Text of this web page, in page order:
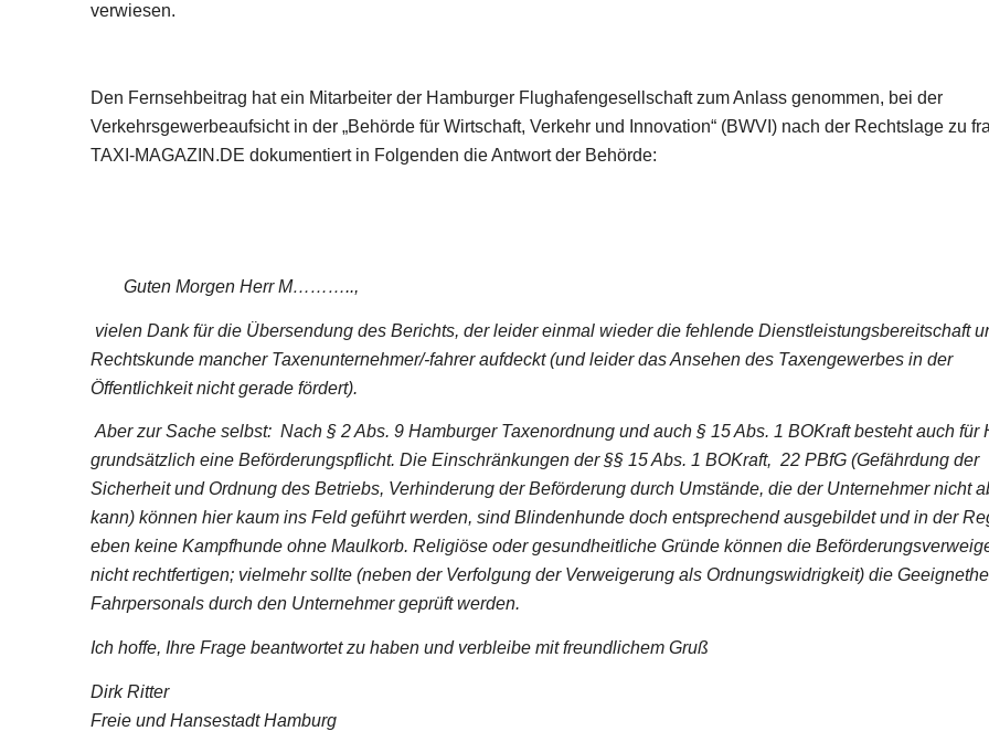
verwiesen.
Den Fernsehbeitrag hat ein Mitarbeiter der Hamburger Flughafengesellschaft zum Anlass genommen, bei der
Verkehrsgewerbeaufsicht in der „Behörde für Wirtschaft, Verkehr und Innovation“ (BWVI) nach der Rechtslage zu
TAXI-MAGAZIN.DE dokumentiert in Folgenden die Antwort der Behörde:
Guten Morgen Herr M………..,
vielen Dank für die Übersendung des Berichts, der leider einmal wieder die fehlende Dienstleistungsbereitschaft
Rechtskunde mancher Taxenunternehmer/-fahrer aufdeckt (und leider das Ansehen des Taxengewerbes in der
Öffentlichkeit nicht gerade fördert).
Aber zur Sache selbst: Nach § 2 Abs. 9 Hamburger Taxenordnung und auch § 15 Abs. 1 BOKraft besteht auch für
grundsätzlich eine Beförderungspflicht. Die Einschränkungen der §§ 15 Abs. 1 BOKraft, 22 PBfG (Gefährdung der
Sicherheit und Ordnung des Betriebs, Verhinderung der Beförderung durch Umstände, die der Unternehmer nicht
kann) können hier kaum ins Feld geführt werden, sind Blindenhunde doch entsprechend ausgebildet und in der
eben keine Kampfhunde ohne Maulkorb. Religiöse oder gesundheitliche Gründe können die
nicht rechtfertigen; vielmehr sollte (neben der Verfolgung der Verweigerung als Ordnungswidrigkeit) die
Fahrpersonals durch den Unternehmer geprüft werden.
Ich hoffe, Ihre Frage beantwortet zu haben und verbleibe mit freundlichem Gruß
Dirk Ritter
Freie und Hansestadt Hamburg